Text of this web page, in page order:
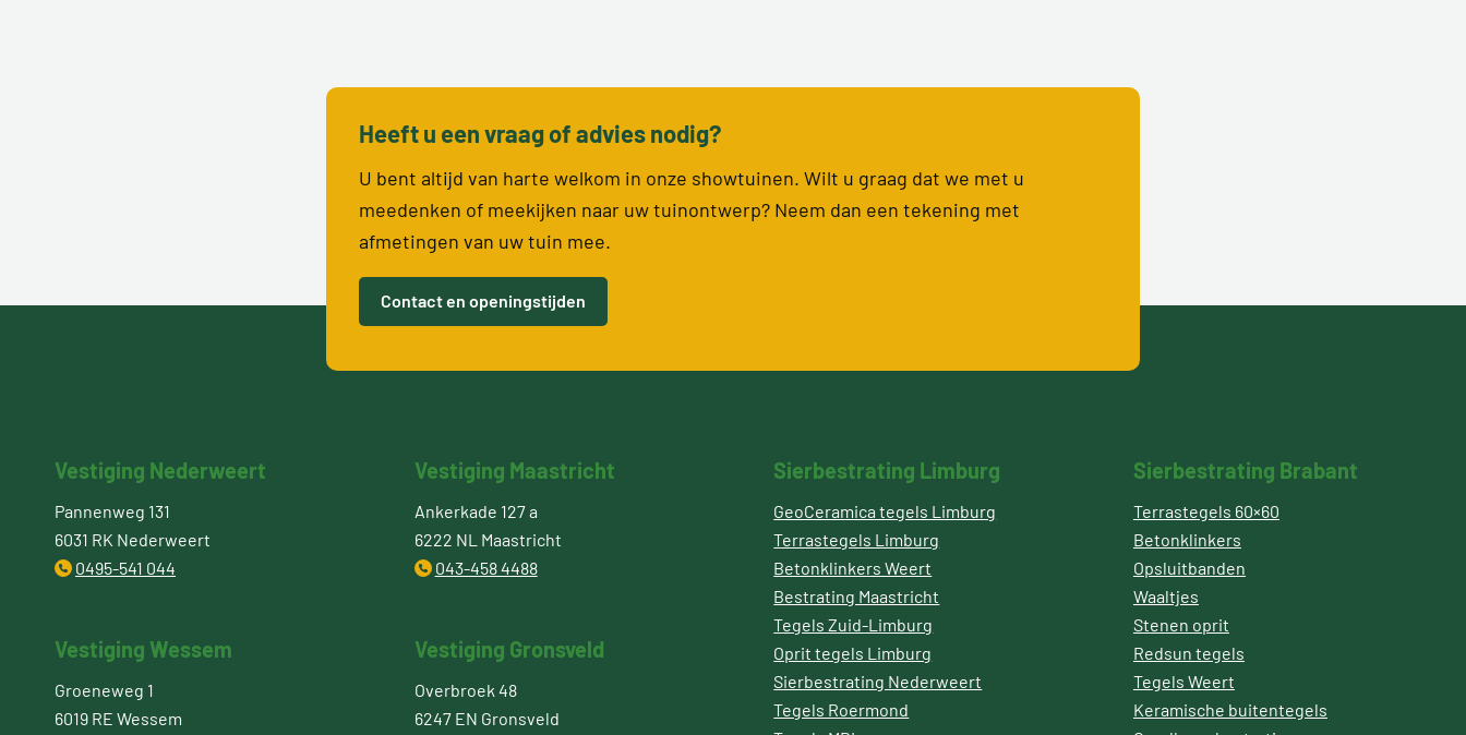
Heeft u een vraag of advies nodig?
U bent altijd van harte welkom in onze showtuinen. Wilt u graag dat we met u
meedenken of meekijken naar uw tuinontwerp? Neem dan een tekening met
afmetingen van uw tuin mee.
Contact en openingstijden
Vestiging Nederweert
Pannenweg 131
6031 RK Nederweert
0495-541 044
Vestiging Wessem
Groeneweg 1
6019 RE Wessem
Vestiging Maastricht
Ankerkade 127 a
6222 NL Maastricht
043-458 4488
Vestiging Gronsveld
Overbroek 48
6247 EN Gronsveld
Sierbestrating Limburg
GeoCeramica tegels Limburg
Terrastegels Limburg
Betonklinkers Weert
Bestrating Maastricht
Tegels Zuid-Limburg
Oprit tegels Limburg
Sierbestrating Nederweert
Tegels Roermond
Sierbestrating Brabant
Terrastegels 60×60
Betonklinkers
Opsluitbanden
Waaltjes
Stenen oprit
Redsun tegels
Tegels Weert
Keramische buitentegels